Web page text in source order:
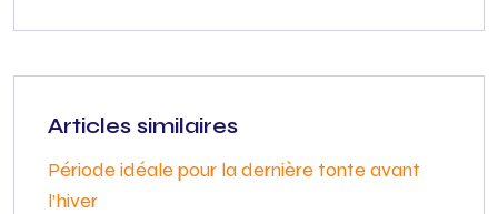
Articles similaires
Période idéale pour la dernière tonte avant
l’hiver